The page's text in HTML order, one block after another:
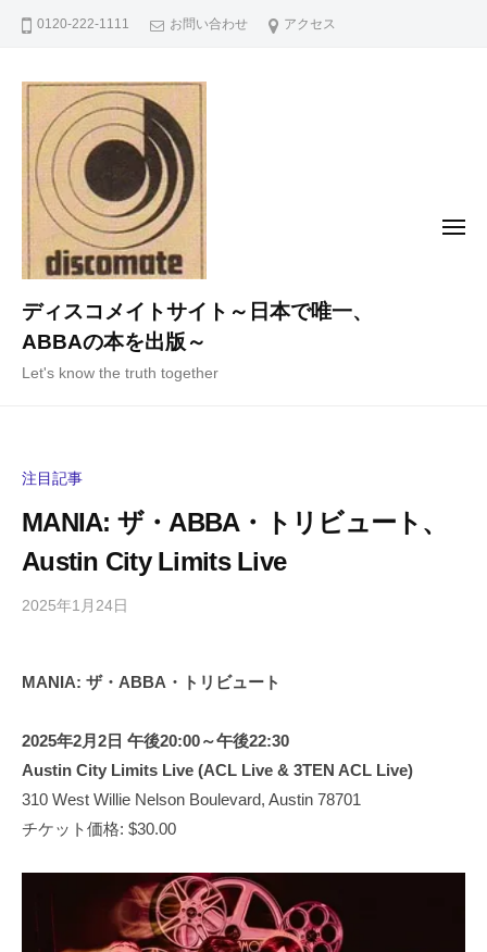
0120-222-1111 お問い合わせ アクセス
ディスコメイトサイト～日本で唯一、
ABBAの本を出版～
Let's know the truth together
メ
注目記事
MANIA: ザ・ABBA・トリビュート、
Austin City Limits Live
2025年1月24日
i
a
y
m
a
の
メ
ン
MANIA: ザ・ABBA・トリビュート
2025年2月2日 午後20:00～午後22:30
Austin City Limits Live (ACL Live & 3TEN ACL Live)
310 West Willie Nelson Boulevard, Austin 78701
チケット価格: $30.00